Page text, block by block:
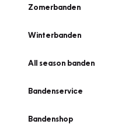
Zomerbanden
Winterbanden
All season banden
Bandenservice
Bandenshop